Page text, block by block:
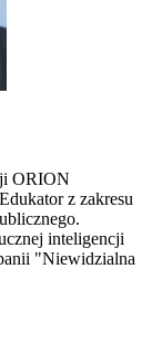
ORION
z zakresu
inteligencji
"Niewidzialna